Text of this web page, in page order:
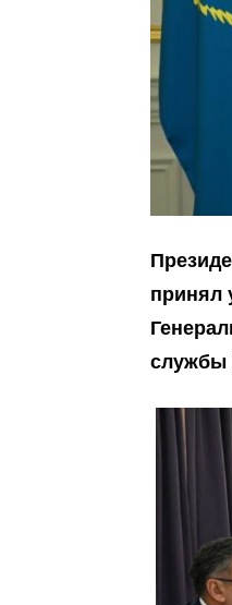
принял
службы